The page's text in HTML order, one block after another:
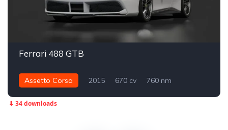
Ferrari 488 GTB
Assetto Corsa 2015 670 cv
760 nm
⬇ 34 downloads